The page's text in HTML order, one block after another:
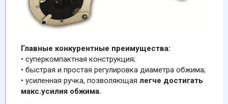
Главные конкурентные преимущества:
• суперкомпактная конструкция;
• быстрая и простая регулировка диаметра обжима;
• усиленная ручка, позволяющая легче достигать
макс.усилия обжима.